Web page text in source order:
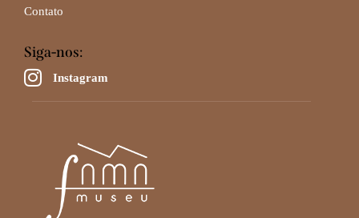
Contato
Siga-nos:
Instagram